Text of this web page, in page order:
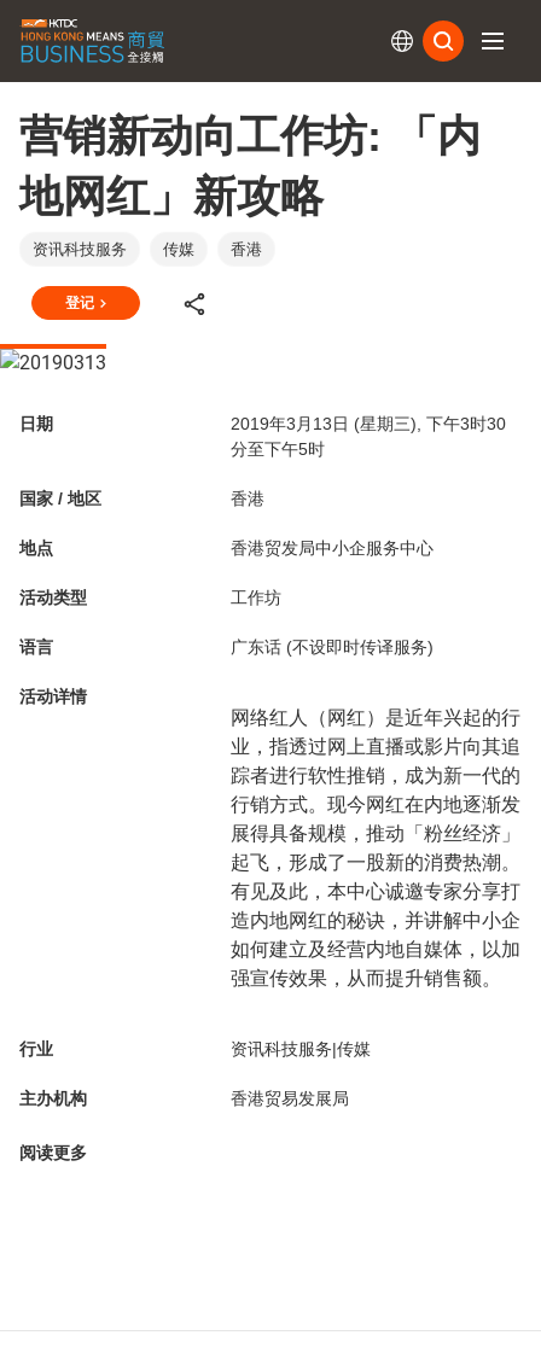
营销新动向工作坊: 「内
地网红」新攻略
资讯科技服务 传媒 香港
登记
日期
2019年3月13日 (星期三), 下午3时30
分至下午5时
国家 / 地区 香港
地点 香港贸发局中小企服务中心
活动类型 工作坊
语言 广东话 (不设即时传译服务)
活动详情
网络红人（网红）是近年兴起的行
业，指透过网上直播或影片向其追
踪者进行软性推销，成为新一代的
行销方式。现今网红在内地逐渐发
展得具备规模，推动「粉丝经济」
起飞，形成了一股新的消费热潮。
有见及此，本中心诚邀专家分享打
造内地网红的秘诀，并讲解中小企
如何建立及经营内地自媒体，以加
强宣传效果，从而提升销售额。
行业 资讯科技服务|传媒
主办机构 香港贸易发展局
阅读更多